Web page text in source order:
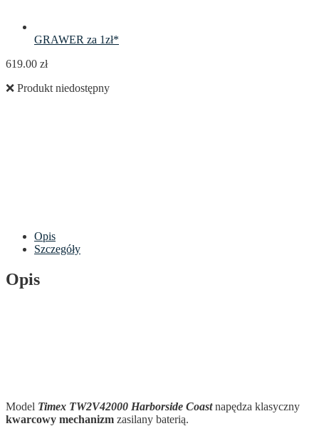
GRAWER za 1zł*
619.00 zł
❌ Produkt niedostępny
Opis
Szczegóły
Opis
Model Timex TW2V42000 Harborside Coastnapędza klasyczny
kwarcowy mechanizm zasilany baterią.